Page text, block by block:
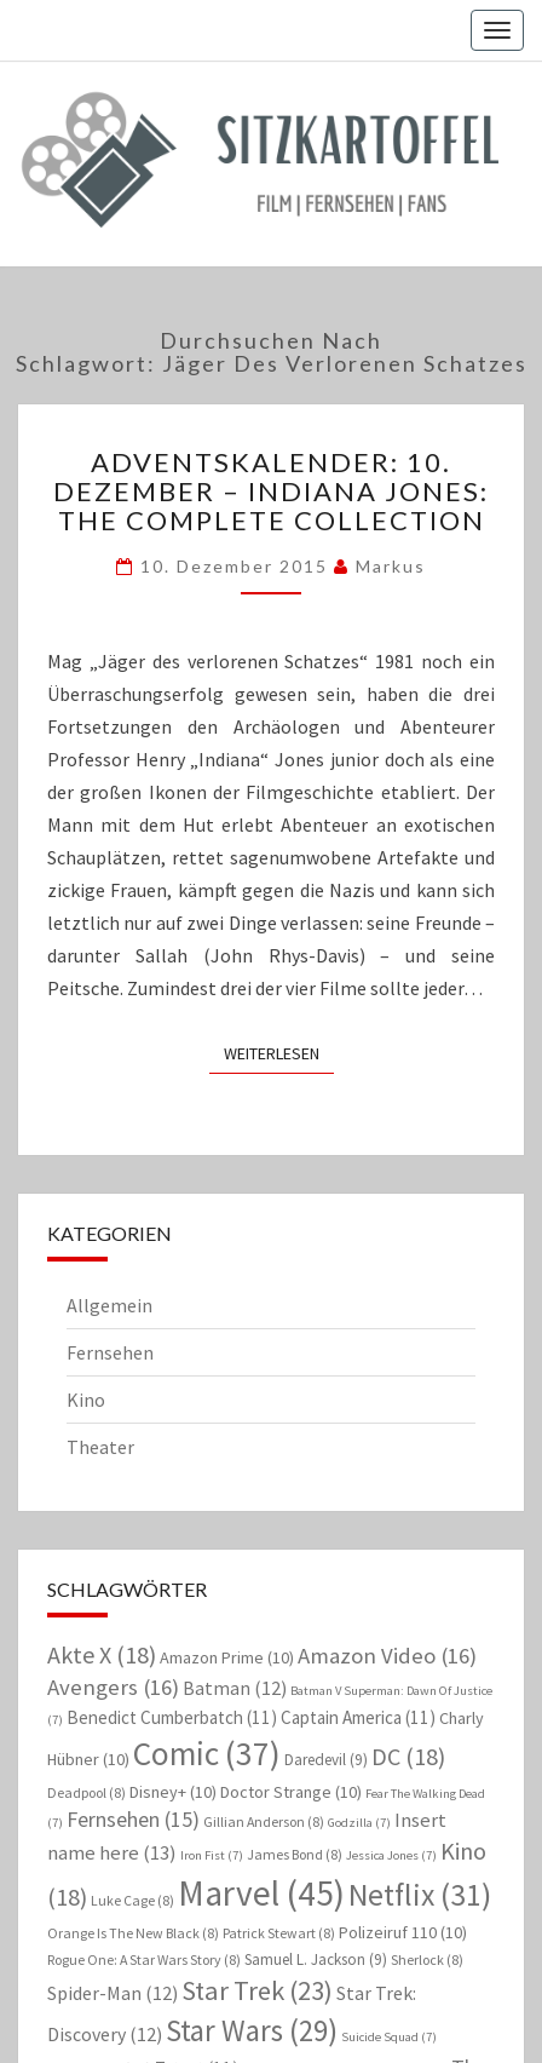
Durchsuchen Nach
Schlagwort: Jäger Des Verlorenen Schatzes
10.
DEZEMBER
–
JONES:
THE
COLLECTION
ADVENTSKALENDER: 10.
DEZEMBER – INDIANA JONES:
THE COMPLETE COLLECTION
10. Dezember 2015 Markus
Mag „Jäger des verlorenen Schatzes“ 1981 noch ein
Überraschungserfolg gewesen sein, haben die drei
Fortsetzungen den Archäologen und Abenteurer
Professor Henry „Indiana“ Jones junior doch als eine
der großen Ikonen der Filmgeschichte etabliert. Der
Mann mit dem Hut erlebt Abenteuer an exotischen
Schauplätzen, rettet sagenumwobene Artefakte und
zickige Frauen, kämpft gegen die Nazis und kann sich
letztlich nur auf zwei Dinge verlassen: seine Freunde –
darunter Sallah (John Rhys-Davis) – und seine
Peitsche. Zumindest drei der vier Filme sollte jeder…
WEITERLESENWEITERLESEN
KATEGORIEN
Allgemein
Fernsehen
Kino
Theater
SCHLAGWÖRTER
Akte X (18) Amazon Prime (10) Amazon Video (16)
Avengers (16) Batman (12) Batman V Superman: Dawn Of Justice
(7) Benedict Cumberbatch (11) Captain America (11) Charly
Hübner (10) Comic (37) Daredevil (9) DC (18)
Deadpool (8) Disney+ (10) Doctor Strange (10) Fear The Walking Dead
(7) Fernsehen (15) Gillian Anderson (8) Godzilla (7) Insert
name here (13) Iron Fist (7) James Bond (8) Jessica Jones (7) Kino
(18) Luke Cage (8) Marvel (45) Netflix (31)
Orange Is The New Black (8) Patrick Stewart (8) Polizeiruf 110 (10)
Rogue One: A Star Wars Story (8) Samuel L. Jackson (9) Sherlock (8)
Spider-Man (12) Star Trek (23) Star Trek:
Discovery (12) Star Wars (29) Suicide Squad (7)